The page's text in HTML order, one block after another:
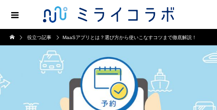
役立つ記事 MaaSアプリとは？選び方から使いこなすコツまで徹底解説！